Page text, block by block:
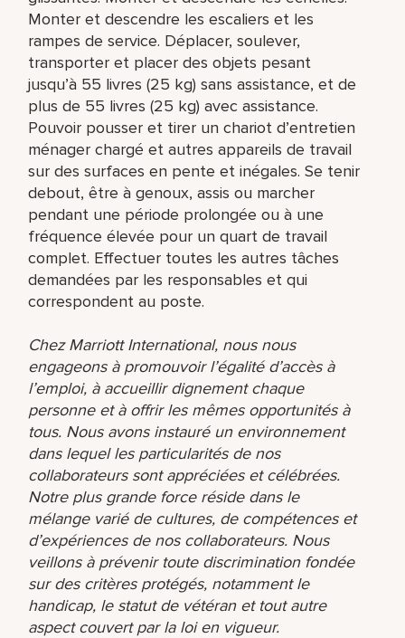
Monter et descendre les escaliers et les
rampes de service. Déplacer, soulever,
transporter et placer des objets pesant
jusqu’à 55 livres (25 kg) sans assistance, et de
plus de 55 livres (25 kg) avec assistance.
Pouvoir pousser et tirer un chariot d’entretien
ménager chargé et autres appareils de travail
sur des surfaces en pente et inégales. Se tenir
debout, être à genoux, assis ou marcher
pendant une période prolongée ou à une
fréquence élevée pour un quart de travail
complet. Effectuer toutes les autres tâches
demandées par les responsables et qui
correspondent au poste.
Chez Marriott International, nous nous
engageons à promouvoir l’égalité d’accès à
l’emploi, à accueillir dignement chaque
personne et à offrir les mêmes opportunités à
tous. Nous avons instauré un environnement
dans lequel les particularités de nos
collaborateurs sont appréciées et célébrées.
Notre plus grande force réside dans le
mélange varié de cultures, de compétences et
d’expériences de nos collaborateurs. Nous
veillons à prévenir toute discrimination fondée
sur des critères protégés, notamment le
handicap, le statut de vétéran et tout autre
aspect couvert par la loi en vigueur.